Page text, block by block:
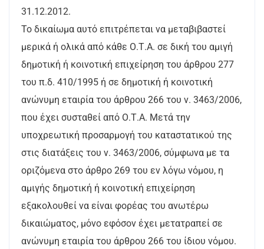
31.12.2012.
Το δικαίωμα αυτό επιτρέπεται να μεταβιβαστεί
μερικά ή ολικά από κάθε Ο.Τ.Α. σε δική του αμιγή
δημοτική ή κοινοτική επιχείρηση του άρθρου 277
του π.δ. 410/1995 ή σε δημοτική ή κοινοτική
ανώνυμη εταιρία του άρθρου 266 του ν. 3463/2006,
που έχει συσταθεί από Ο.Τ.Α. Μετά την
υποχρεωτική προσαρμογή του καταστατικού της
στις διατάξεις του ν. 3463/2006, σύμφωνα με τα
οριζόμενα στο άρθρο 269 του εν λόγω νόμου, η
αμιγής δημοτική ή κοινοτική επιχείρηση
εξακολουθεί να είναι φορέας του ανωτέρω
δικαιώματος, μόνο εφόσον έχει μετατραπεί σε
ανώνυμη εταιρία του άρθρου 266 του ίδιου νόμου.